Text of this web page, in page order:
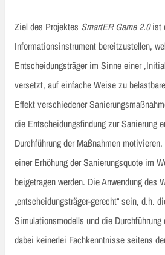
Ziel des Projektes SmartER Game 2.0ist
Informationsinstrument bereitzustellen,
Entscheidungsträger im Sinne einer
versetzt, auf einfache Weise zu
Effekt verschiedener
die Entscheidungsfindung zur Sanierung
Durchführung der Maßnahmen
einer Erhöhung der Sanierungsquote im
beigetragen werden. Die Anwendung des
„entscheidungsträger-gerecht“ sein, d.h.
Simulationsmodells und die
dabei keinerlei Fachkenntnisse seitens